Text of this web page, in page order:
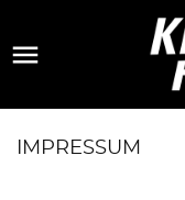

IMPRESSUM